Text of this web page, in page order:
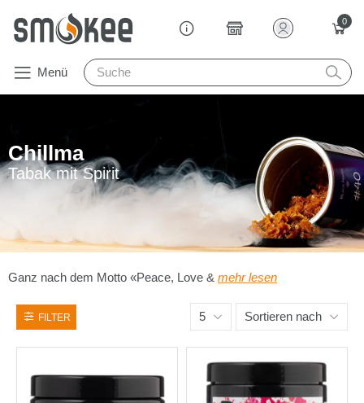
0
Menü
Chillma
Tabak mit Spirit
Ganz nach dem Motto «Peace, Love & mehr lesen
FILTER 5 Sortieren nach